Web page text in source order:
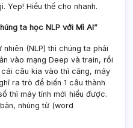
Yep! Hiểu thế cho nhanh.
ta học NLP với Mì AI”
(NLP) thì chúng ta phải
vào mạng Deep và train, rồi
câu kia vào thì căng, máy
ra trò để biến 1 câu thành
thì máy tính mới hiểu được.
nhúng từ (word